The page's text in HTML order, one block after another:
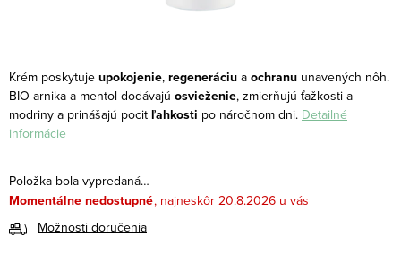
Krém poskytuje upokojenie, regeneráciu a ochranu unavených nôh.
BIO arnika a mentol dodávajú osvieženie, zmierňujú ťažkosti a
modriny a prinášajú pocit ľahkosti po náročnom dni. Detailné
informácie
Položka bola vypredaná…
Momentálne nedostupné
20.8.2026
Možnosti doručenia